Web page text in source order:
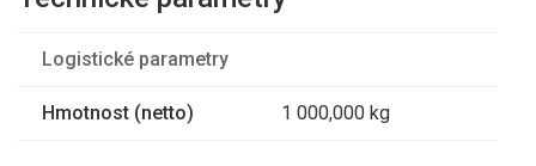
Logistické parametry
Hmotnost (netto) 1 000,000 kg